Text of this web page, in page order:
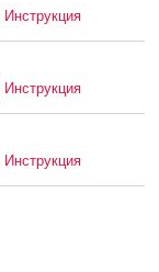
Инструкция
Инструкция
Инструкция